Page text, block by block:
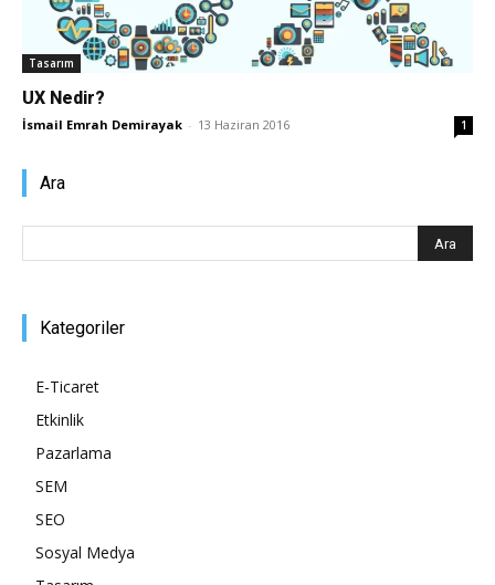
Tasarım
UX Nedir?
İsmail Emrah Demirayak - 13 Haziran 2016 1
Ara
Kategoriler
E-Ticaret
Etkinlik
Pazarlama
SEM
SEO
Sosyal Medya